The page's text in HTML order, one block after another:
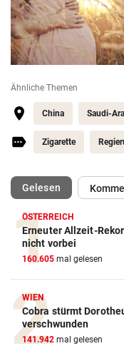
Ähnliche Themen
China Saudi-
Zigarette
Gelesen(ausgewählt)
ÖSTERREICH
Erneuter Allzeit-
nicht vorbei
160.605 mal gelesen
WIEN
Cobra stürmt
verschwunden
141.942 mal gelesen